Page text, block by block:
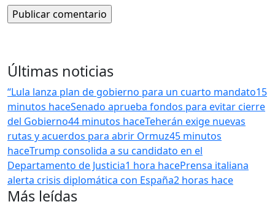
Últimas noticias
“Lula lanza plan de gobierno para un cuarto mandato15
minutos haceSenado aprueba fondos para evitar cierre
del Gobierno44 minutos haceTeherán exige nuevas
rutas y acuerdos para abrir Ormuz45 minutos
haceTrump consolida a su candidato en el
Departamento de Justicia1 hora hacePrensa italiana
alerta crisis diplomática con España2 horas hace
Más leídas